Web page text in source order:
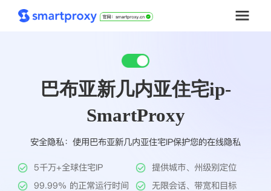
套餐购买
帮助中心
巴布亚新几内亚住宅ip-
SmartProxy
安全隐私：使用巴布亚新几内亚住宅IP保护您的在线隐私
5千万+全球住宅IP
提供城市、州级别定位
99.99% 的正常运行时间
无限会话、带宽和目标